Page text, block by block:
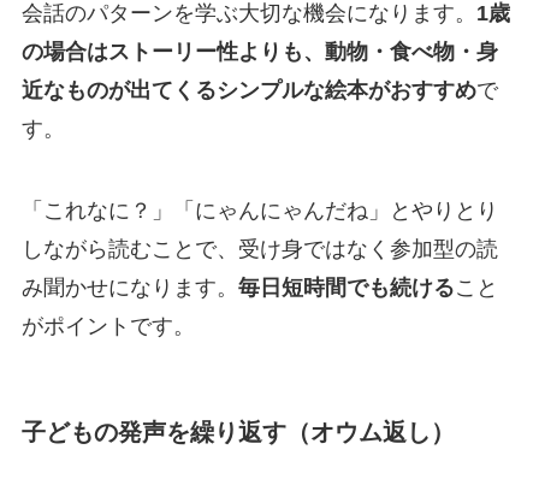
会話のパターンを学ぶ大切な機会になります。 1歳
の場合はストーリー性よりも、動物・食べ物・身
近なものが出てくるシンプルな絵本がおすすめで
す。
「これなに？」「にゃんにゃんだね」とやりとり
しながら読むことで、受け身ではなく参加型の読
み聞かせになります。 毎日短時間でも続けること
がポイントです。
子どもの発声を繰り返す（オウム返し）